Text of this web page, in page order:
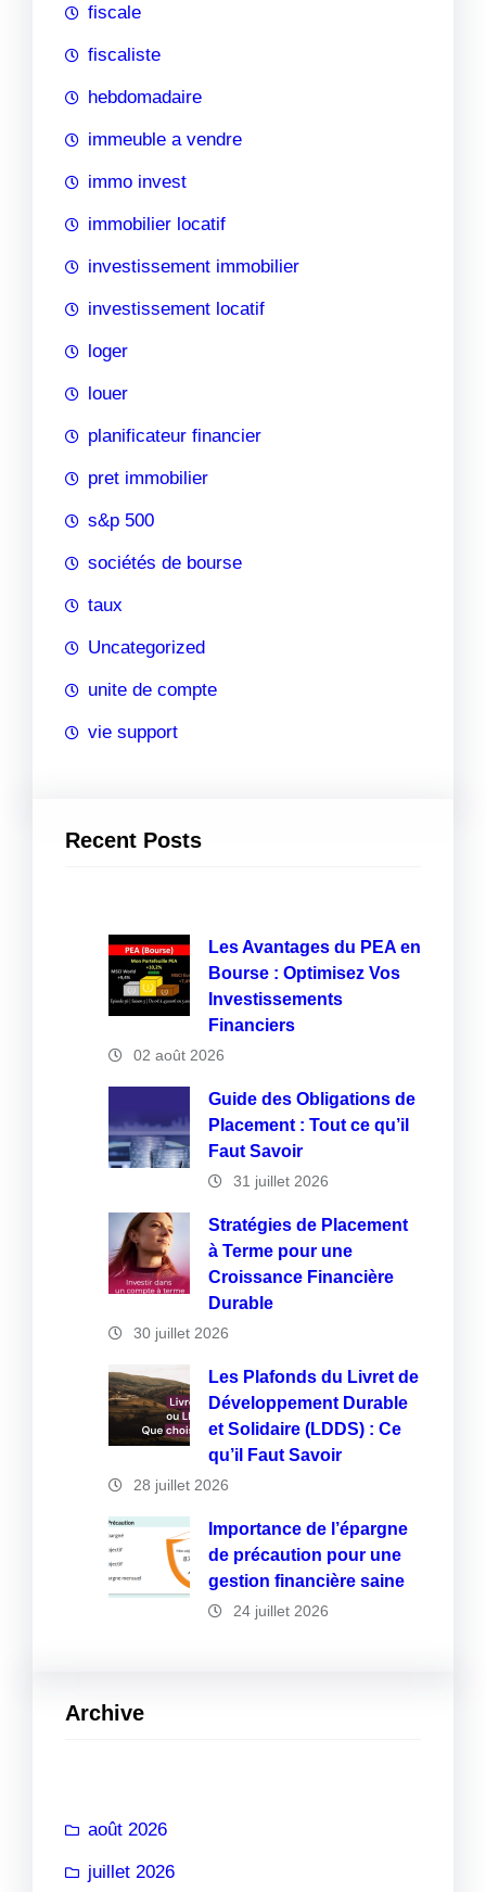
fiscale
fiscaliste
hebdomadaire
immeuble a vendre
immo invest
immobilier locatif
investissement immobilier
investissement locatif
loger
louer
planificateur financier
pret immobilier
s&p 500
sociétés de bourse
taux
Uncategorized
unite de compte
vie support
Recent Posts
Les Avantages du PEA en
Bourse : Optimisez Vos
Investissements
Financiers
02 août 2026
Guide des Obligations de
Placement : Tout ce qu’il
Faut Savoir
31 juillet 2026
Stratégies de Placement
à Terme pour une
Croissance Financière
Durable
30 juillet 2026
Les Plafonds du Livret de
Développement Durable
et Solidaire (LDDS) : Ce
qu’il Faut Savoir
28 juillet 2026
Importance de l’épargne
de précaution pour une
gestion financière saine
24 juillet 2026
Archive
août 2026
juillet 2026